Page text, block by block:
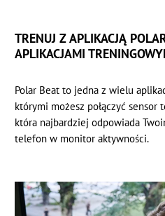
TRENUJ Z APLIKACJĄ
APLIKACJAMI
Polar Beat to jedna z wielu
którymi możesz połączyć sensor
która najbardziej odpowiada
telefon w monitor aktywności.